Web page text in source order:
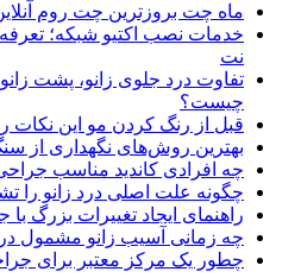
ماه چت بروزترین چت روم
خدمات نصب اکتیو شبکه؛
نت
تفاوت درد جلوی زانو، پشت
چیست؟
قبل از رنگ کردن مو این نکات را
بهترین روش‌های نگهداری از
چه افرادی کاندید مناسب
چگونه علت اصلی درد زانو را
راهنمای ایجاد تغییرات بزرگ
چه زمانی آسیب زانو مشمول
چطور یک مرکز معتبر برای